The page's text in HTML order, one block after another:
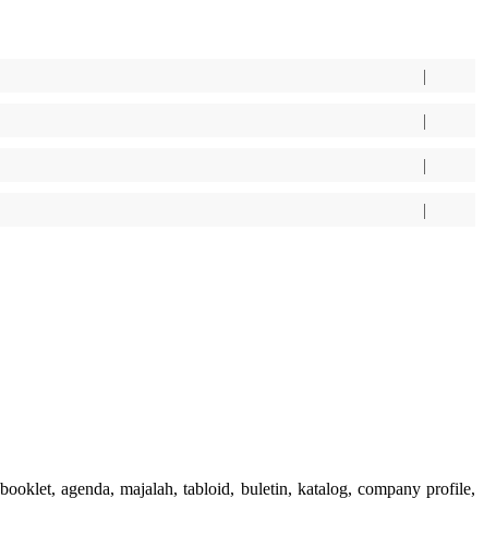
agenda, majalah, tabloid, buletin, katalog, company profile,